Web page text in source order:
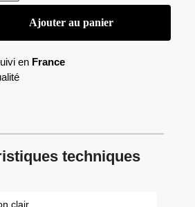
Ajouter au panier
en France
techniques
clair